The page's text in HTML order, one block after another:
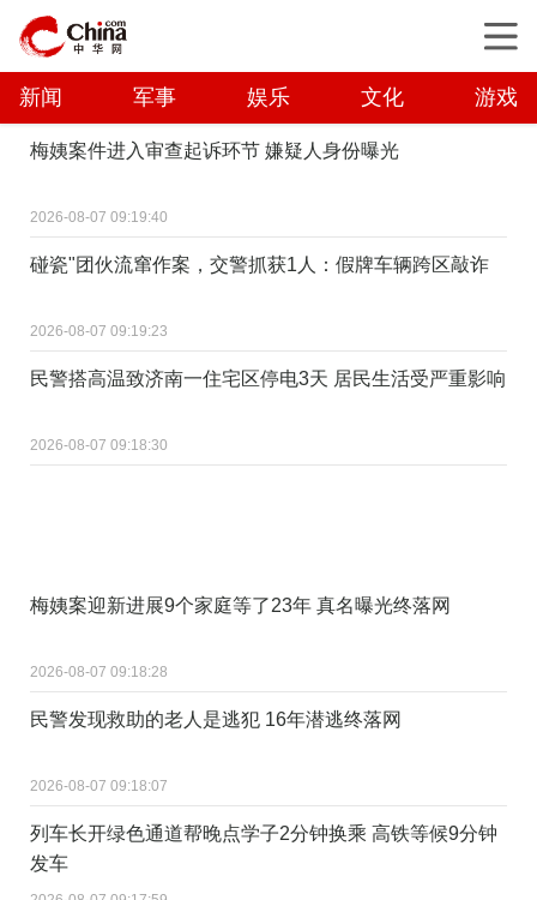
新闻 军事 娱乐 文化 游戏
梅姨案件进入审查起诉环节 嫌疑人身份曝光
2026-08-07 09:19:40
碰瓷"团伙流窜作案，交警抓获1人：假牌车辆跨区敲诈
2026-08-07 09:19:23
民警搭高温致济南一住宅区停电3天 居民生活受严重影响
2026-08-07 09:18:30
梅姨案迎新进展9个家庭等了23年 真名曝光终落网
2026-08-07 09:18:28
民警发现救助的老人是逃犯 16年潜逃终落网
2026-08-07 09:18:07
列车长开绿色通道帮晚点学子2分钟换乘 高铁等候9分钟
发车